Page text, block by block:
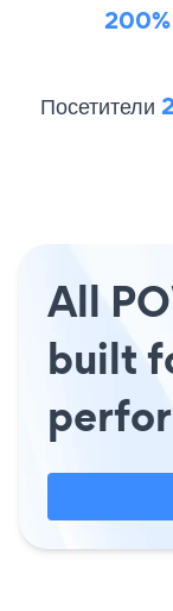
Посетители
All
built